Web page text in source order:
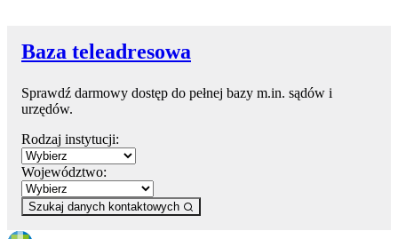
Baza teleadresowa
Sprawdź darmowy dostęp do pełnej bazy m.in. sądów i
urzędów.
Rodzaj instytucji:
Województwo:
Szukaj danych kontaktowych